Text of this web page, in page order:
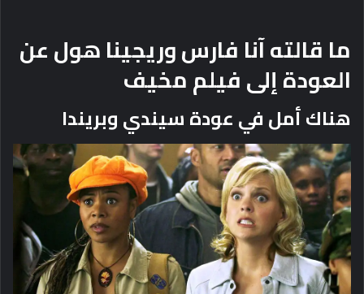
ما قالته آنا فارس وريجينا هول عن
العودة إلى فيلم مخيف
هناك أمل في عودة سيندي وبريندا